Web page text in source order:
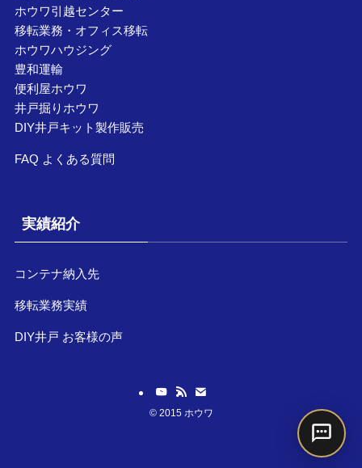
ホウワ引越センター
移転業務・オフィス移転
ホウワハウジング
豊和運輸
便利屋ホウワ
井戸掘りホウワ
DIY井戸キット製作販売
FAQ よくある質問
実績紹介
コンテナ納入先
移転業務実績
DIY井戸 お客様の声
©2015 ホウワ